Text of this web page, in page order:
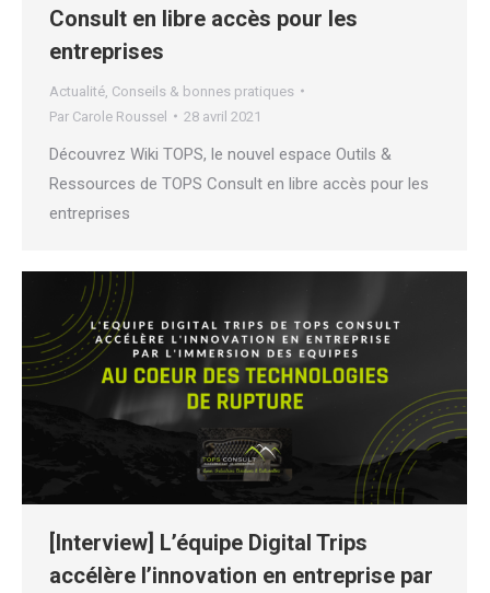
Consult en libre accès pour les
entreprises
Actualité Conseils & bonnes pratiques
Par Carole Roussel 28 avril 2021
Découvrez Wiki TOPS, le nouvel espace Outils &
Ressources de TOPS Consult en libre accès pour les
entreprises
[Interview] L’équipe Digital Trips
accélère l’innovation en entreprise par